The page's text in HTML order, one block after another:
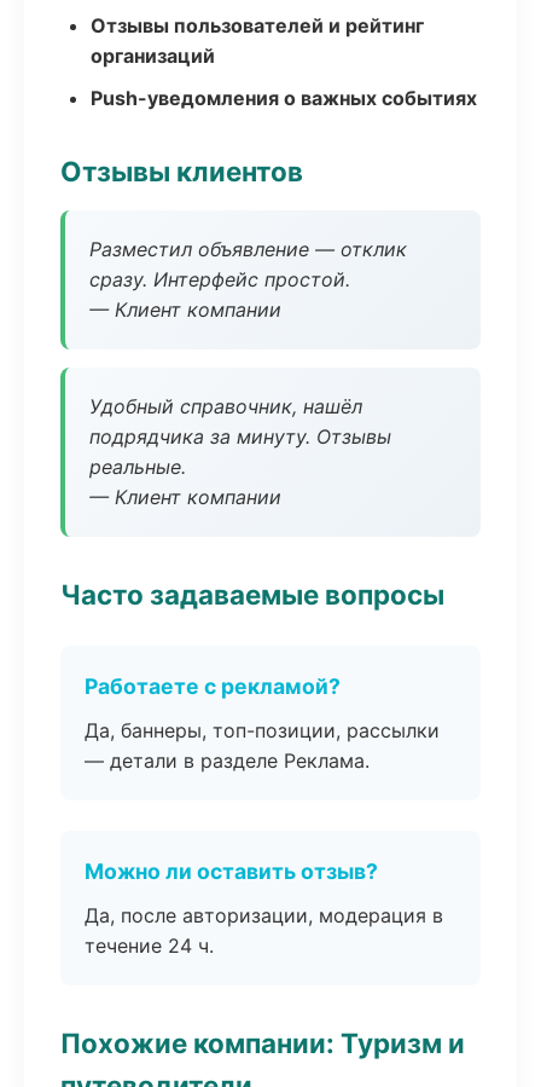
Отзывы пользователей и рейтинг
организаций
Push-уведомления о важных событиях
Отзывы клиентов
Разместил объявление — отклик
сразу. Интерфейс простой.
— Клиент компании
Удобный справочник, нашёл
подрядчика за минуту. Отзывы
реальные.
— Клиент компании
Часто задаваемые вопросы
Работаете с рекламой?
Да, баннеры, топ-позиции, рассылки
— детали в разделе Реклама.
Можно ли оставить отзыв?
Да, после авторизации, модерация в
течение 24 ч.
Похожие компании: Туризм и